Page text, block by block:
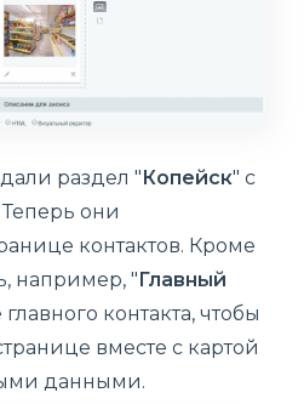
раздел "Копейск" с
они
контактов. Кроме
например, "Главный
главного контакта, чтобы
вместе с картой
данными.